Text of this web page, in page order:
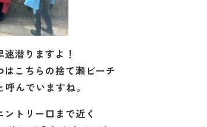
潜りますよ！
こちらの捨て瀬ビーチ
んでいますね。
トリー口まで近く